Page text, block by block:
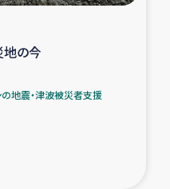
地の今
地震・津波被災者支援